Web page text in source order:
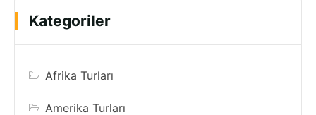
Kategoriler
Afrika Turları
Amerika Turları